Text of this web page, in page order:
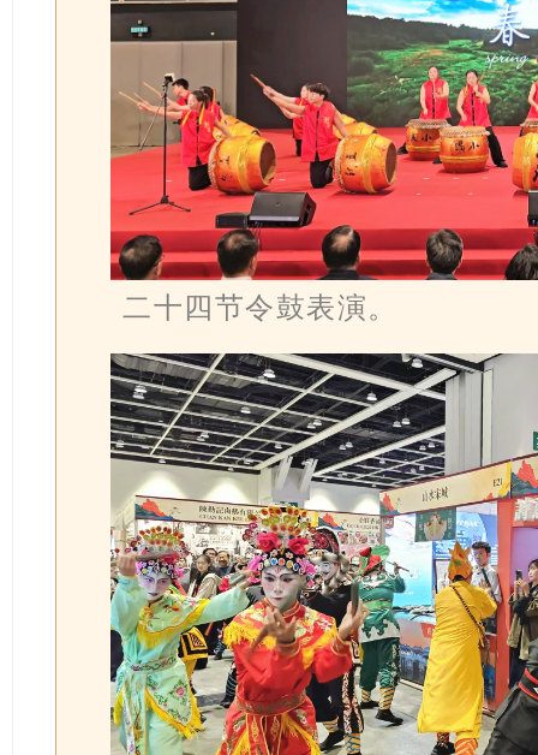
二十四节令鼓表演。